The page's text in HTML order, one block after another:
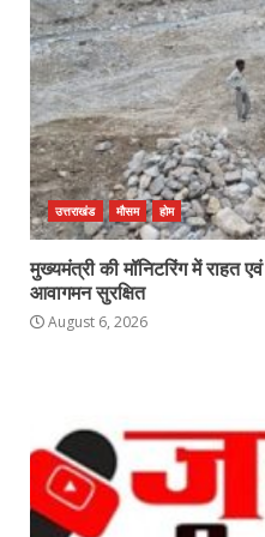
उत्तराखंड मौसम होम
मुख्यमंत्री की मॉनिटरिंग में राहत
आवागमन सुरक्षित
August 6, 2026